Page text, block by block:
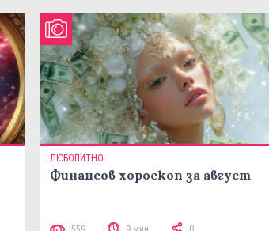
ЛЮБОПИТНО
Финансов хороскоп за август